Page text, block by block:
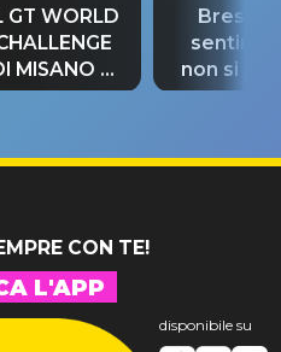
GT WORLD
MISANO si
Bresh:
non si
fino alla
CON TE!
L'APP
disponibile su